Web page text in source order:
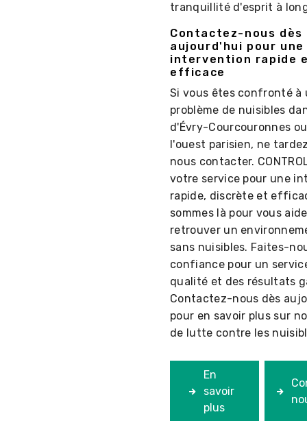
tranquillité d'esprit à
Contactez-nous dès
aujourd'hui pour une
intervention rapide
efficace
Si vous êtes confronté à
problème de nuisibles
d'Évry-Courcouronnes
l'ouest parisien, ne
nous contacter.
votre service pour une
rapide, discrète et
sommes là pour vous
retrouver un
sans nuisibles. Faites-
confiance pour un
qualité et des résultats
Contactez-nous dès
pour en savoir plus sur
de lutte contre les
En
savoir
plus